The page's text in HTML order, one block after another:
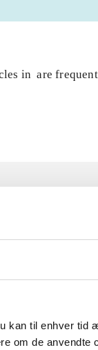
kan til enhver
om de anvendte
in are